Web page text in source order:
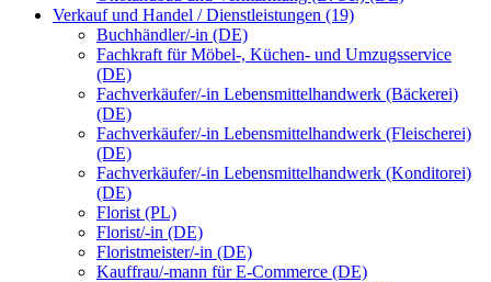
Verkauf und Handel / Dienstleistungen (19)
Buchhändler/-in (DE)
Fachkraft für Möbel-, Küchen- und Umzugsservice
(DE)
Fachverkäufer/-in Lebensmittelhandwerk (Bäckerei)
(DE)
Fachverkäufer/-in Lebensmittelhandwerk (Fleischerei)
(DE)
Fachverkäufer/-in Lebensmittelhandwerk (Konditorei)
(DE)
Florist (PL)
Florist/-in (DE)
Floristmeister/-in (DE)
Kauffrau/-mann für E-Commerce (DE)